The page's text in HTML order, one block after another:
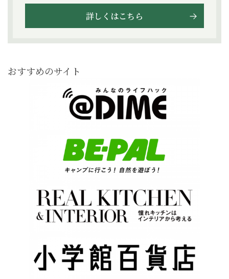
詳しくはこちら
おすすめのサイト